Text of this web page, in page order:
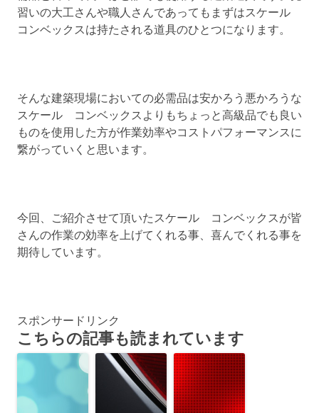
習いの大工さんや職人さんであってもまずはスケール
コンベックスは持たされる道具のひとつになります。
そんな建築現場においての必需品は安かろう悪かろうな
スケール コンベックスよりもちょっと高級品でも良い
ものを使用した方が作業効率やコストパフォーマンスに
繋がっていくと思います。
今回、ご紹介させて頂いたスケール コンベックスが皆
さんの作業の効率を上げてくれる事、喜んでくれる事を
期待しています。
スポンサードリンク
こちらの記事も読まれています